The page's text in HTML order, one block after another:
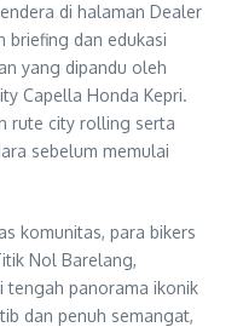
di halaman Dealer
briefing dan edukasi
yang dipandu oleh
Capella Honda Kepri.
rute city rolling serta
sebelum memulai
komunitas, para bikers
Nol Barelang,
tengah panorama ikonik
dan penuh semangat,